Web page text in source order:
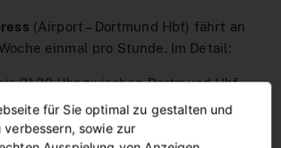
(Airport – Dortmund Hbf) fährt an
einmal pro Stunde. Im Detail:
21.30 Uhr zwischen Dortmund Hbf
22.00 Uhr zwischen Airport und
für Sie optimal zu gestalten und
sowie zur